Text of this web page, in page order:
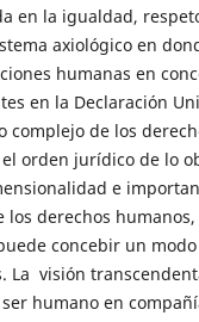
en la igualdad,
axiológico en
humanas en
en la Declaración
complejo de los
orden jurídico de lo
e
los derechos
concebir un
La visión
humano en